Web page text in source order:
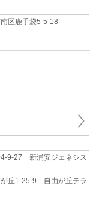
区鹿手袋5-5-18
4-9-27 新浦安ジェネシス
が丘1-25-9 自由が丘テラ